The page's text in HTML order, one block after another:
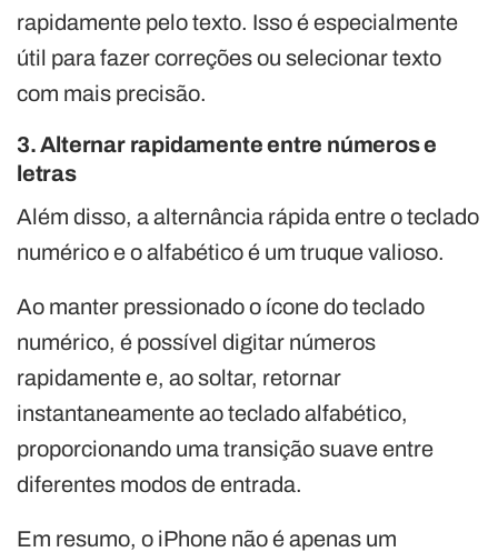
rapidamente pelo texto. Isso é especialmente
útil para fazer correções ou selecionar texto
com mais precisão.
3. Alternar rapidamente entre números e
letras
Além disso, a alternância rápida entre o teclado
numérico e o alfabético é um truque valioso.
Ao manter pressionado o ícone do teclado
numérico, é possível digitar números
rapidamente e, ao soltar, retornar
instantaneamente ao teclado alfabético,
proporcionando uma transição suave entre
diferentes modos de entrada.
Em resumo, o iPhone não é apenas um